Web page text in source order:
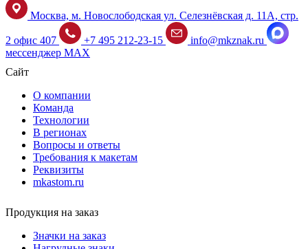
Москва, м. Новослободская ул. Селезнёвская д. 11А, стр.
2 офис 407 +7 495 212-23-15
info@mkznak.ru
мессенджер MAX
Сайт
О компании
Команда
Технологии
В регионах
Вопросы и ответы
Требования к макетам
Реквизиты
mkastom.ru
Продукция на заказ
Значки на заказ